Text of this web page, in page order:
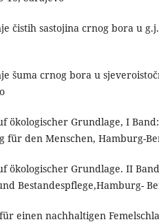
čistih sastojina crnog bora u
šuma crnog bora u
ökologischer Grundlage, I
für den Menschen, Hamburg-
ökologischer Grundlage. II
Bestandespflege,Hamburg-
einen nachhaltigen